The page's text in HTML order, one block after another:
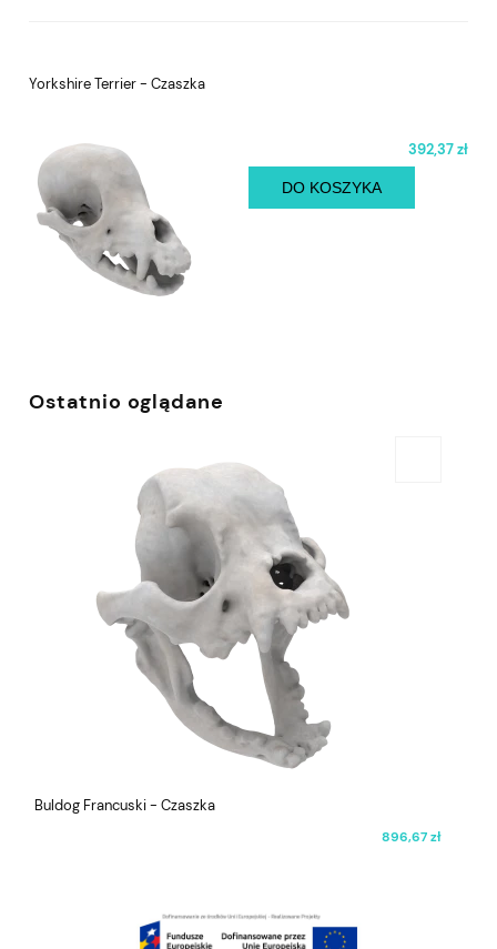
Yorkshire Terrier - Czaszka
392,37 zł
DO KOSZYKA
Ostatnio oglądane
Buldog Francuski - Czaszka
896,67 zł